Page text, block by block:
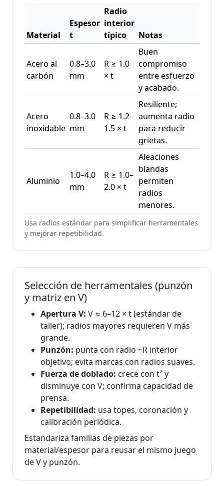
Material
Espesor
t
Radio
interior
típico
Notas
Acero al
carbón
0.8–3.0
mm
R ≥ 1.0
× t
Buen
compromiso
entre esfuerzo
y acabado.
Acero
inoxidable
0.8–3.0
mm
R ≥ 1.2–
1.5 × t
Resiliente;
aumenta radio
para reducir
grietas.
Aluminio
1.0–4.0
mm
R ≥ 1.0–
2.0 × t
Aleaciones
blandas
permiten
radios
menores.
Usa radios estándar para simplificar herramentales
y mejorar repetibilidad.
Selección de herramentales (punzón
y matriz en V)
Apertura V: V ≈ 6–12 × t (estándar de
taller); radios mayores requieren V más
grande.
Punzón: punta con radio ~R interior
objetivo; evita marcas con radios suaves.
Fuerza de doblado: crece con t² y
disminuye con V; confirma capacidad de
prensa.
Repetibilidad: usa topes, coronación y
calibración periódica.
Estandariza familias de piezas por
material/espesor para reusar el mismo juego
de V y punzón.